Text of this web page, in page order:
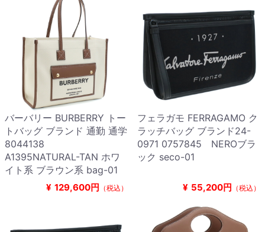
バーバリー BURBERRY トー
トバッグ ブランド 通勤 通学
8044138
A1395NATURAL-TAN ホワ
イト系 ブラウン系 bag-01
¥ 129,600円 （税込）
フェラガモ FERRAGAMO ク
ラッチバッグ ブランド24-
0971 0757845 NEROブラ
ック seco-01
¥ 55,200円 （税込）